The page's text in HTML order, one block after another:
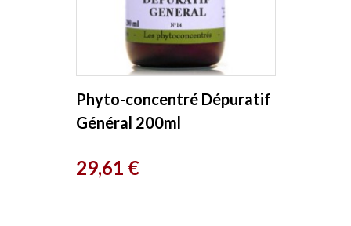
Phyto-concentré Dépuratif
Général 200ml
Prix
29,61 €